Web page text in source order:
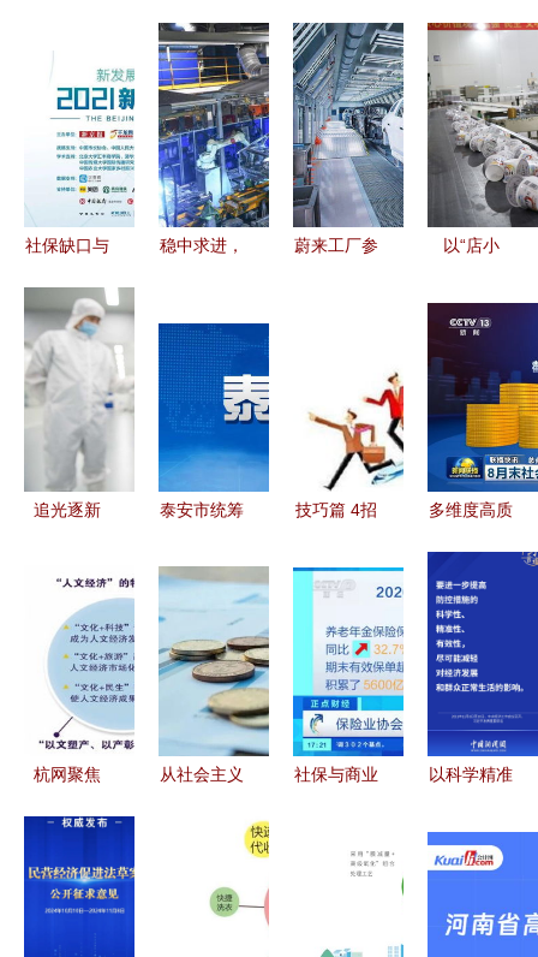
经济咨询公
司环境深度
解析 数据
化洞察与前
瞻服务
展研究院正
式获批成立
郑州市中原
区民政局为
润仁家庭教
育授牌战略
合作单位
打造富有说
服力的视觉
呈现，赋能
社会经济咨
询服务
社保缺口与
向 许善
达、周延
礼、赵晋平
等专家的洞
稳中求进，
显韧性与活
力
蔚来工厂参
经济价值
以“店小
能西宁经济
社会建设
专业咨询服
务的角色与
价值
追光逐新
华晟新能源
的成长故事
泰安市统筹
控和经济社
会发展有关
部门负责人
就初中毕业
年级开学问
题答记者问
技巧篇 4招
转P2P网
险稳健增值
多维度高质
推进 多领
域建设与社
会经济咨询
服务取得积
极进展
杭网聚焦
发展注入专
业动能
从社会主义
人” 扭转中
国经济结构
社保与商业
有所养的新
以科学精准
疫情防控与
展